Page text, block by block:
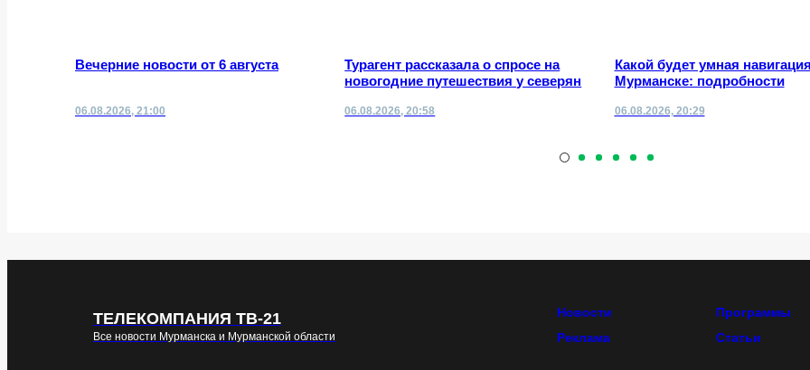
Вечерние новости от 6 августа
06.08.2026, 21:00
Турагент рассказала о спросе на
новогодние путешествия у северян
06.08.2026, 20:58
Какой будет умная
Мурманске: подробности
06.08.2026, 20:29
ТЕЛЕКОМПАНИЯ ТВ-21
Все новости Мурманска и Мурманской области
Новости Программы
Реклама
Статьи